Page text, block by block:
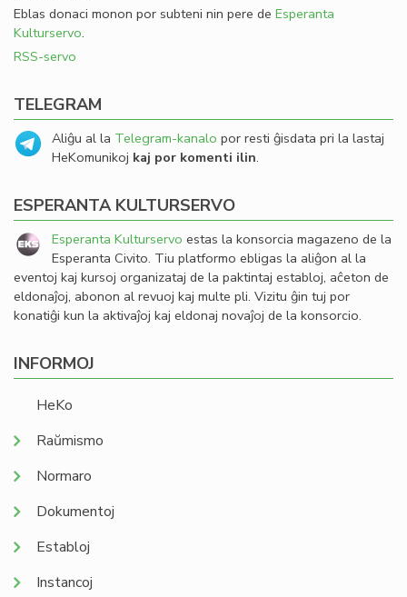
Eblas donaci monon por subteni nin pere de Esperanta
Kulturservo.
RSS-servo
TELEGRAM
Aliĝu al la Telegram-kanalo por resti ĝisdata pri la lastaj
HeKomunikoj kaj por komenti ilin.
ESPERANTA KULTURSERVO
Esperanta Kulturservo estas la konsorcia magazeno de la
Esperanta Civito. Tiu platformo ebligas la aliĝon al la
eventoj kaj kursoj organizataj de la paktintaj establoj, aĉeton de
eldonaĵoj, abonon al revuoj kaj multe pli. Vizitu ĝin tuj por
konatiĝi kun la aktivaĵoj kaj eldonaj novaĵoj de la konsorcio.
INFORMOJ
HeKo
Raŭmismo
Normaro
Dokumentoj
Establoj
Instancoj